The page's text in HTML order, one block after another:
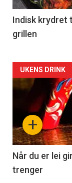
Indisk krydret
grillen
Forsiden
akkurat
nå
-
2
+
UKENS DRINK
Når du er lei
trenger